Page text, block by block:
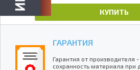
КУПИТЬ
ГАРАНТИЯ
Гарантия от производителя
сохранность материала при